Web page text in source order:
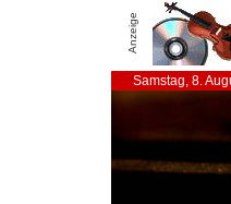
Anzeige
Samstag, 8.